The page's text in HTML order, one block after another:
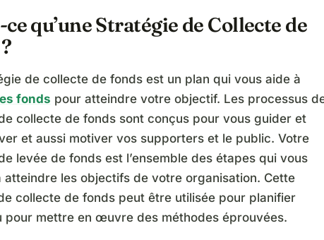
ce qu’une Stratégie de Collecte de
de collecte de fonds est un plan qui vous aide à
fonds pour atteindre votre objectif. Les processus
collecte de fonds sont conçus pour vous guider et
et aussi motiver vos supporters et le public. Votre
levée de fonds est l’ensemble des étapes qui vous
atteindre les objectifs de votre organisation. Cette
collecte de fonds peut être utilisée pour planifier
pour mettre en œuvre des méthodes éprouvées.